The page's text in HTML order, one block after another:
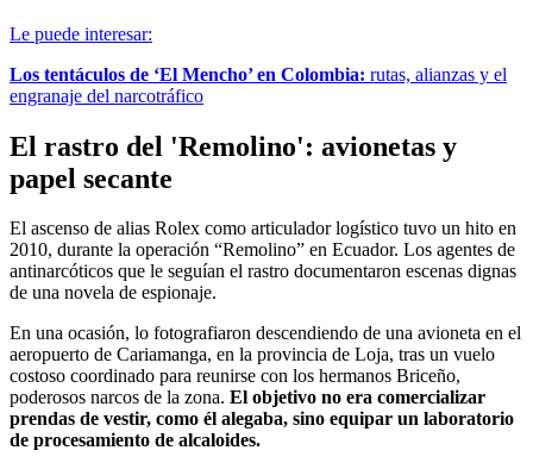
Le puede interesar:
Los tentáculos de ‘El Mencho’ en Colombia: rutas, alianzas y el
engranaje del narcotráfico
El rastro del 'Remolino': avionetas y
papel secante
El ascenso de alias Rolex como articulador logístico tuvo un hito en
2010, durante la operación “Remolino” en Ecuador. Los agentes de
antinarcóticos que le seguían el rastro documentaron escenas dignas
de una novela de espionaje.
En una ocasión, lo fotografiaron descendiendo de una avioneta en el
aeropuerto de Cariamanga, en la provincia de Loja, tras un vuelo
costoso coordinado para reunirse con los hermanos Briceño,
poderosos narcos de la zona. El objetivo no era comercializar
prendas de vestir, como él alegaba, sino equipar un laboratorio
de procesamiento de alcaloides.